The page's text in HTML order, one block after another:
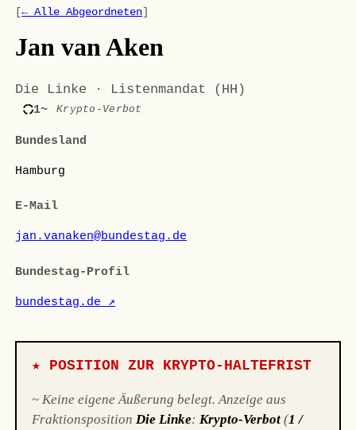
[← Alle Abgeordneten]
Jan van Aken
Die Linke · Listenmandat (HH)
1~ Krypto-Verbot
Bundesland
Hamburg
E-Mail
jan.vanaken@bundestag.de
Bundestag-Profil
bundestag.de ↗
★ POSITION ZUR KRYPTO-HALTEFRIST
~ Keine eigene Äußerung belegt. Anzeige aus
FraktionspositionDie Linke:Krypto-Verbot (1 /